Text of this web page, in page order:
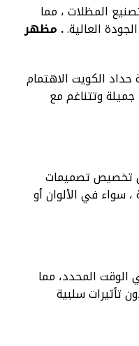
المظلات ، مما
العالية.. مظهر
الكويت الاهتمام
وتتناغم مع
تخصيص تصميمات
، سواء في الألوان أو
الوقت المحدد، مما
تأثيرات سلبية